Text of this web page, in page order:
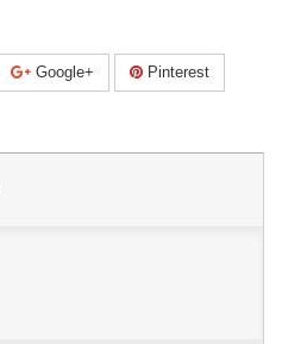
Google+ Pinterest